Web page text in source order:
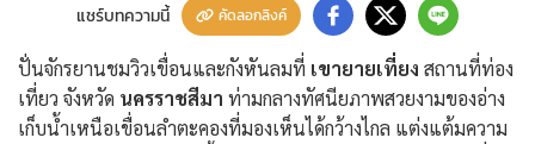
แชร์บทความนี้
คัดลอกลิงค์
ปั่นจักรยานชมวิวเขื่อนและกังหันลมที่ เขายายเที่ยง สถานที่ท่อง
เที่ยว จังหวัด นครราชสีมา ท่ามกลางทัศนียภาพสวยงามของอ่าง
เก็บน้ำเหนือเขื่อนลำตะคองที่มองเห็นได้กว้างไกล แต่งแต้มความ